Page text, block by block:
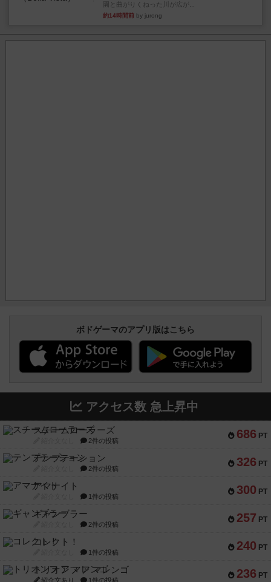
園と曲がりくねった川が広が...
約14時間前 by jurong
ボドゲーマのアプリ版はこちら
アクセス数 急上昇中
686 PT
スチームローラーズ
2件の投稿
326 PT
テンプテーション
2件の投稿
300 PT
アマナイト
1件の投稿
257 PT
ギャンブラー
2件の投稿
240 PT
コレクト！
1件の投稿
236 PT
トリオンフ ア マレンゴ
紹介文あり 1件の投稿